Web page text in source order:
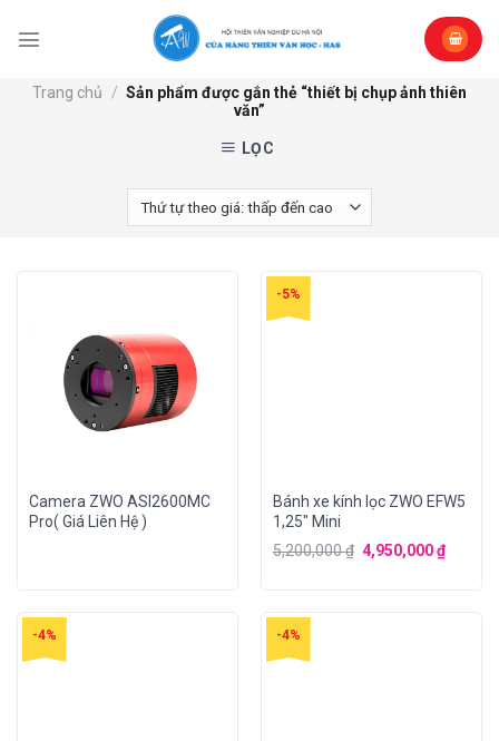
Trang chủ / Sản phẩm được gắn thẻ “thiết bị chụp ảnh thiên
văn”
LỌC
Camera ZWO ASI2600MC
Pro( Giá Liên Hệ )
-5%
Bánh xe kính lọc ZWO EFW5
1,25″ Mini
5,200,000₫ 4,950,000₫
-4% -4%